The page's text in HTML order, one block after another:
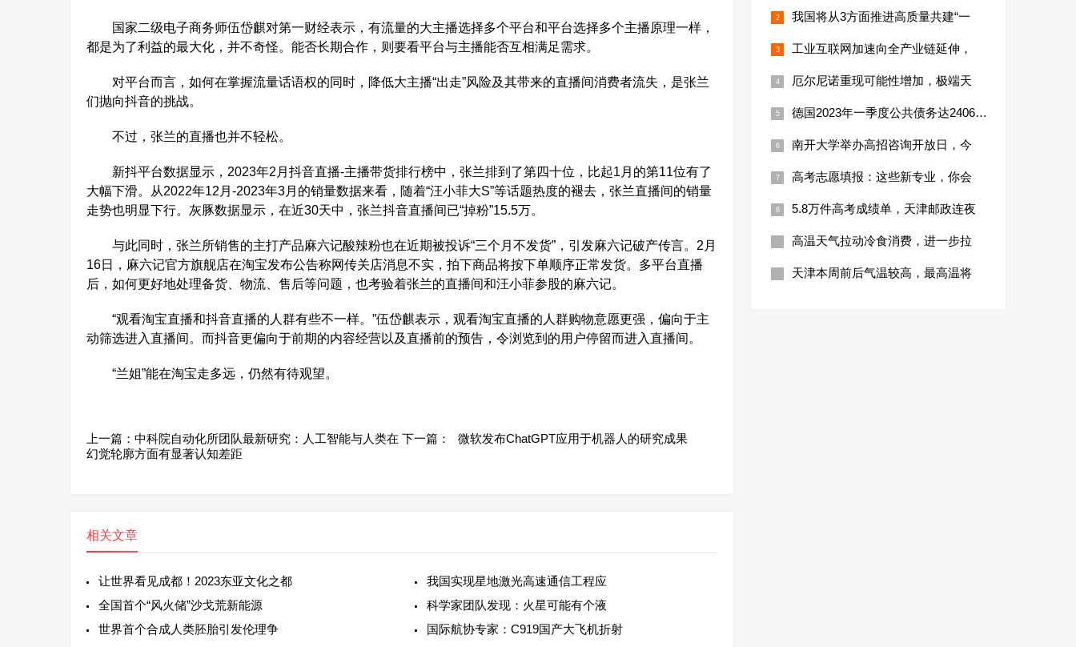
国家二级电子商务师伍岱麒对第一财经表示，有流量的大主播选择多个平台和平台选择多个主播原理一样，
都是为了利益的最大化，并不奇怪。能否长期合作，则要看平台与主播能否互相满足需求。
对平台而言，如何在掌握流量话语权的同时，降低大主播“出走”风险及其带来的直播间消费者流失，是张兰
们抛向抖音的挑战。
不过，张兰的直播也并不轻松。
新抖平台数据显示，2023年2月抖音直播-主播带货排行榜中，张兰排到了第四十位，比起1月的第11位有了
大幅下滑。从2022年12月-2023年3月的销量数据来看，随着“汪小菲大S”等话题热度的褪去，张兰直播间的销量
走势也明显下行。灰豚数据显示，在近30天中，张兰抖音直播间已“掉粉”15.5万。
与此同时，张兰所销售的主打产品麻六记酸辣粉也在近期被投诉“三个月不发货”，引发麻六记破产传言。2月
16日，麻六记官方旗舰店在淘宝发布公告称网传关店消息不实，拍下商品将按下单顺序正常发货。多平台直播
后，如何更好地处理备货、物流、售后等问题，也考验着张兰的直播间和汪小菲参股的麻六记。
“观看淘宝直播和抖音直播的人群有些不一样。”伍岱麒表示，观看淘宝直播的人群购物意愿更强，偏向于主
动筛选进入直播间。而抖音更偏向于前期的内容经营以及直播前的预告，令浏览到的用户停留而进入直播间。
“兰姐”能在淘宝走多远，仍然有待观望。
上一篇： 中科院自动化所团队最新研究：人工智能与人类在
幻觉轮廓方面有显著认知差距
下一篇： 微软发布ChatGPT应用于机器人的研究成果
相关文章
让世界看见成都！2023东亚文化之都
我国实现星地激光高速通信工程应
全国首个“风火储”沙戈荒新能源
科学家团队发现：火星可能有个液
世界首个合成人类胚胎引发伦理争
国际航协专家：C919国产大飞机折射
我国将从3方面推进高质量共建“一
工业互联网加速向全产业链延伸，
厄尔尼诺重现可能性增加，极端天
德国2023年一季度公共债务达24066亿
南开大学举办高招咨询开放日，今
高考志愿填报：这些新专业，你会
5.8万件高考成绩单，天津邮政连夜
高温天气拉动冷食消费，进一步拉
天津本周前后气温较高，最高温将